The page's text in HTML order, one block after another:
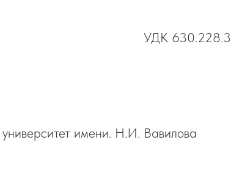
УДК 630.228.3
имени. Н.И. Вавилова